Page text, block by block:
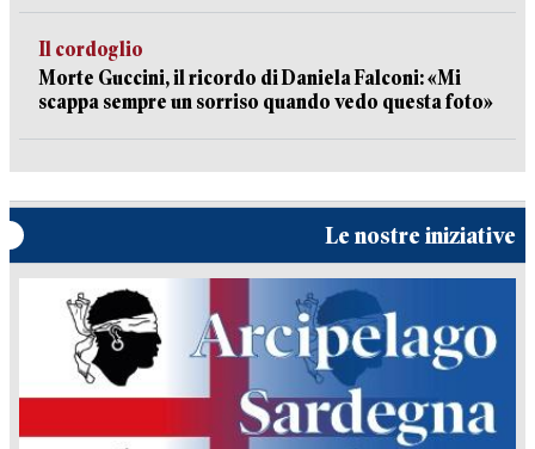
Il cordoglio
Morte Guccini, il ricordo di Daniela Falconi: «Mi
scappa sempre un sorriso quando vedo questa foto»
Le nostre iniziative